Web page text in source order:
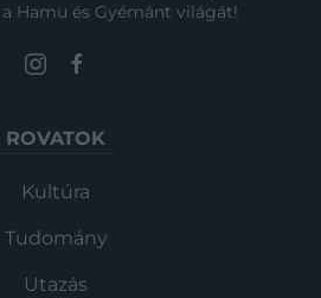
Hamu és Gyémánt világát!
ROVATOK
Kultúra
Tudomány
Utazás